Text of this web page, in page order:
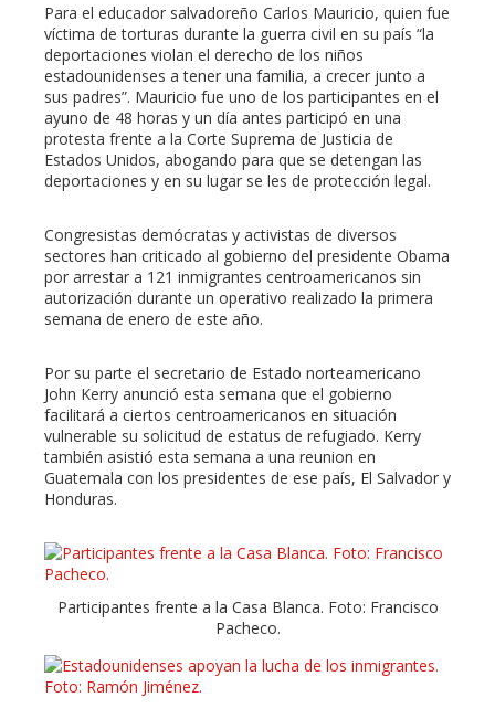
Para el educador salvadoreño Carlos Mauricio, quien fue
víctima de torturas durante la guerra civil en su país “la
deportaciones violan el derecho de los niños
estadounidenses a tener una familia, a crecer junto a
sus padres”. Mauricio fue uno de los participantes en el
ayuno de 48 horas y un día antes participó en una
protesta frente a la Corte Suprema de Justicia de
Estados Unidos, abogando para que se detengan las
deportaciones y en su lugar se les de protección legal.
Congresistas demócratas y activistas de diversos
sectores han criticado al gobierno del presidente Obama
por arrestar a 121 inmigrantes centroamericanos sin
autorización durante un operativo realizado la primera
semana de enero de este año.
Por su parte el secretario de Estado norteamericano
John Kerry anunció esta semana que el gobierno
facilitará a ciertos centroamericanos en situación
vulnerable su solicitud de estatus de refugiado. Kerry
también asistió esta semana a una reunion en
Guatemala con los presidentes de ese país, El Salvador y
Honduras.
Participantes frente a la Casa Blanca. Foto: Francisco
Pacheco.